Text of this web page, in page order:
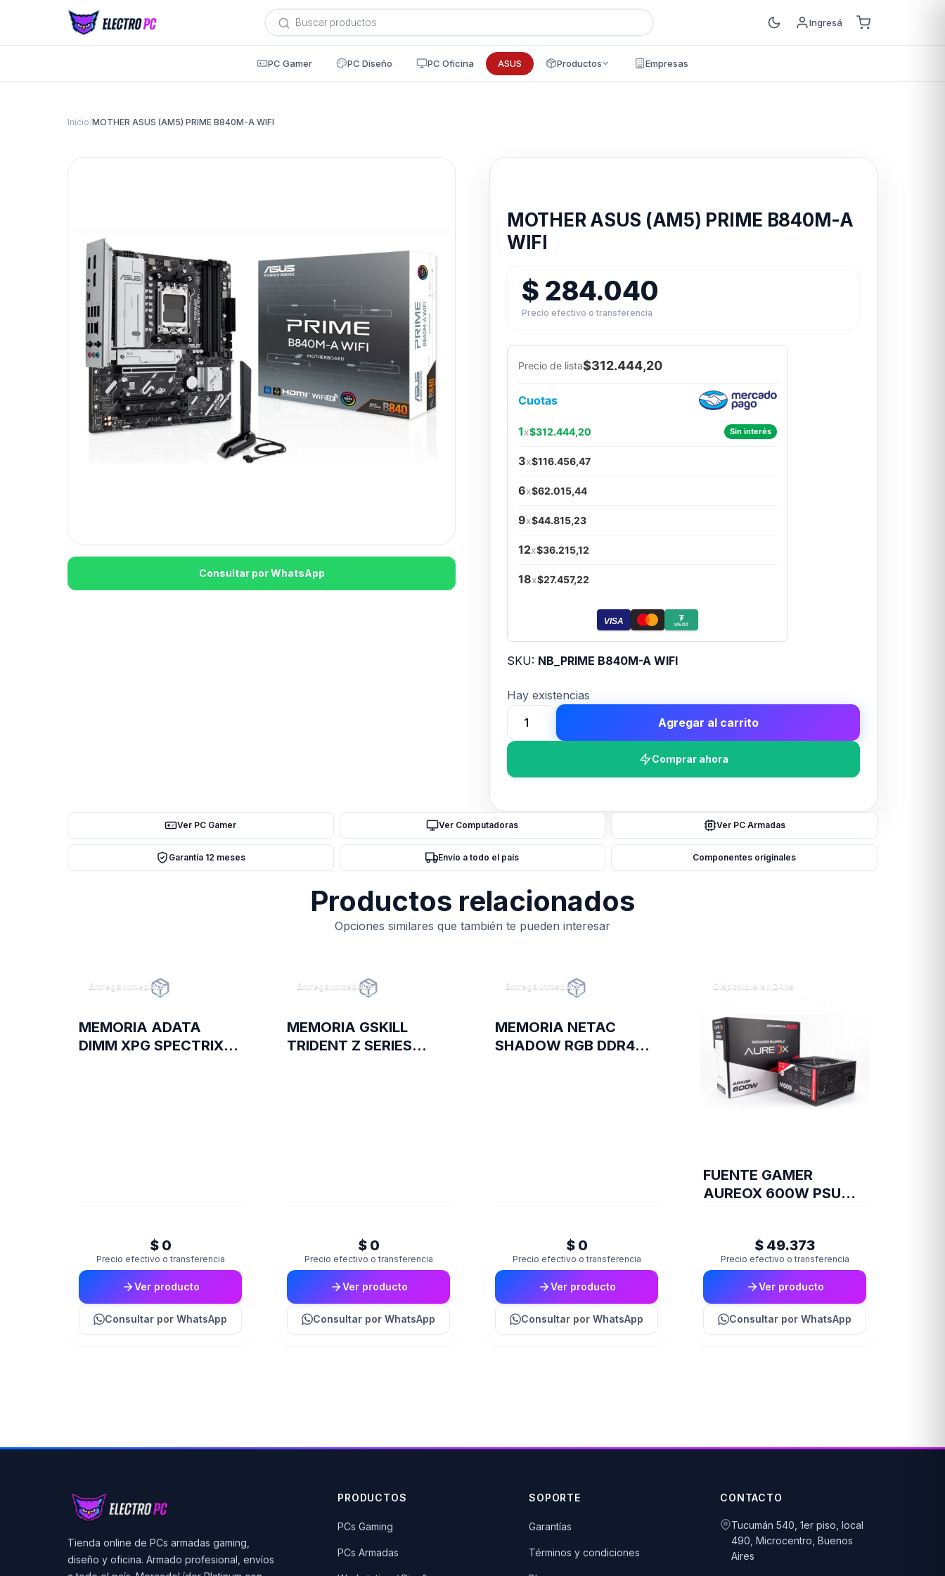
Búsqueda
de
productos
Ingresá
PC Gamer PC Diseño PC Oficina ASUS Productos Empresas
Inicio/MOTHER ASUS (AM5) PRIME B840M-A WIFI
Consultar por WhatsApp
MOTHER ASUS (AM5) PRIME B840M-A
WIFI
$ 284.040
Precio efectivo o transferencia
Precio de lista$312.444,20
Cuotas
1x$312.444,20 Sin interés
3x$116.456,47
6x$62.015,44
9x$44.815,23
12x$36.215,12
18x$27.457,22
VISA ₮
USDT
SKU: NB_PRIME B840M-A WIFI
Hay existencias
MOTHER
ASUS
WIFI
cantidad
Agregar al carrito
Comprar ahora
Ver PC Gamer Ver Computadoras Ver PC Armadas
Garantía 12 meses Envío a todo el país Componentes originales
Productos relacionados
Opciones similares que también te pueden interesar
Entrega inmediata
MEMORIA ADATA
DIMM XPG SPECTRIX
$ 0
Precio efectivo o transferencia
Ver producto
Consultar por WhatsApp
Entrega inmediata
MEMORIA GSKILL
TRIDENT Z SERIES
$ 0
Precio efectivo o transferencia
Ver producto
Consultar por WhatsApp
Entrega inmediata
MEMORIA NETAC
SHADOW RGB DDR4
$ 0
Precio efectivo o transferencia
Ver producto
Consultar por WhatsApp
Disponible en 24hs
FUENTE GAMER
AUREOX 600W PSU
$ 49.373
Precio efectivo o transferencia
Ver producto
Consultar por WhatsApp
Tienda online de PCs armadas gaming,
diseño y oficina. Armado profesional, envíos
PRODUCTOS
PCs Gaming
PCs Armadas
SOPORTE
Garantías
Términos y condiciones
CONTACTO
Tucumán 540, 1er piso, local
490, Microcentro, Buenos
Aires